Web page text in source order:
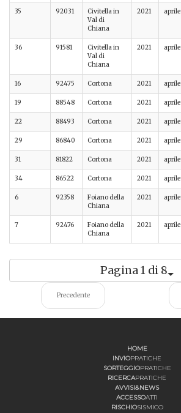
35 92031
Civitella in
Val di
Chiana
2021 aprile
36 91581
Civitella in
Val di
Chiana
2021 aprile
16 92475 Cortona 2021 aprile
19 88548 Cortona 2021 aprile
22 88493 Cortona 2021 aprile
29 86840 Cortona 2021 aprile
31 81822 Cortona 2021 aprile
34 86522 Cortona 2021 aprile
6 92358
Foiano della
Chiana
2021 aprile
7 92476
Foiano della
Chiana
2021 aprile
Pagina 1 di 8
Precedente
HOME
INVIOPRATICHE
SORTEGGIOPRATICHE
RICERCAPRATICHE
AVVISI&NEWS
ACCESSOATTI
RISCHIOSISMICO